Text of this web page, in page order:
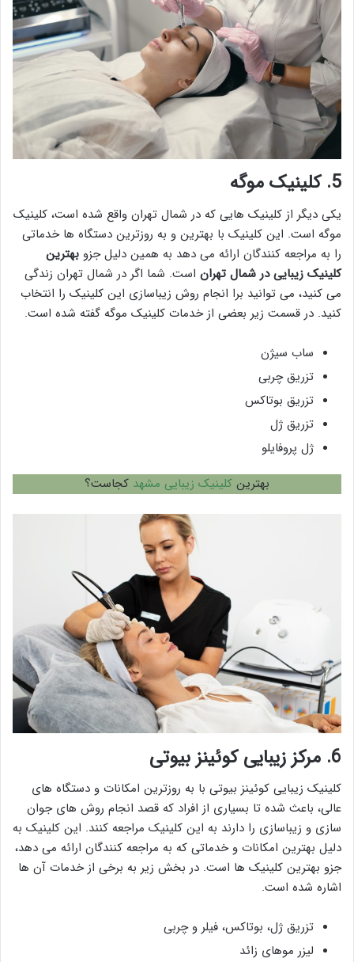
5. کلینیک موگه
یکی دیگر از کلینیک هایی که در شمال تهران واقع شده است، کلینیک
موگه است. این کلینیک با بهترین و به روزترین دستگاه ها خدماتی
را به مراجعه کنندگان ارائه می دهد به همین دلیل جزو بهترین
کلینیک زیبایی در شمال تهران است. شما اگر در شمال تهران زندگی
می کنید، می توانید برا انجام روش زیباسازی این کلینیک را انتخاب
کنید. در قسمت زیر بعضی از خدمات کلینیک موگه گفته شده است.
ساب سیژن
تزریق چربی
تزریق بوتاکس
تزریق ژل
ژل پروفایلو
بهترین کلینیک زیبایی مشهد کجاست؟
6. مرکز زیبایی کوئینز بیوتی
کلینیک زیبایی کوئینز بیوتی با به روزترین امکانات و دستگاه های
عالی، باعث شده تا بسیاری از افراد که قصد انجام روش های جوان
سازی و زیباسازی را دارند به این کلینیک مراجعه کنند. این کلینیک به
دلیل بهترین امکانات و خدماتی که به مراجعه کنندگان ارائه می دهد،
جزو بهترین کلینیک ها است. در بخش زیر به برخی از خدمات آن ها
اشاره شده است.
تزریق ژل، بوتاکس، فیلر و چربی
لیزر موهای زائد